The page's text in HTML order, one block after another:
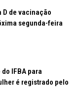
D de vacinação
segunda-feira
IFBA para
é registrado pelo